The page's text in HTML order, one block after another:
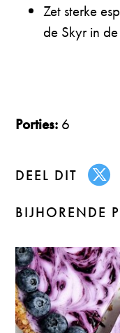
Zet sterke
de Skyr in
Porties: 6
DEEL DIT
BIJHORENDE